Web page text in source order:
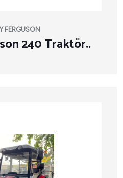
FERGUSON
240 Traktör..